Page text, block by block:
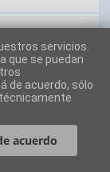
servicios.
que se puedan
de acuerdo, sólo